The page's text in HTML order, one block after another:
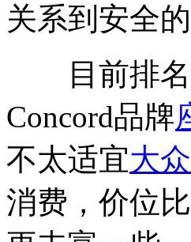
关系到安全
目前排名
Concord品牌
不太适宜大众
消费，价位